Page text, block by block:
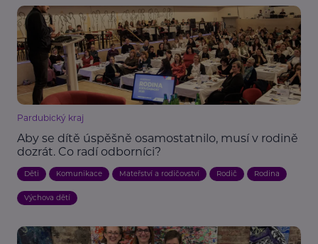
Pardubický kraj
Aby se dítě úspěšně osamostatnilo, musí v rodině
dozrát. Co radí odborníci?
Děti Komunikace Mateřství a rodičovství Rodič Rodina
Výchova dětí